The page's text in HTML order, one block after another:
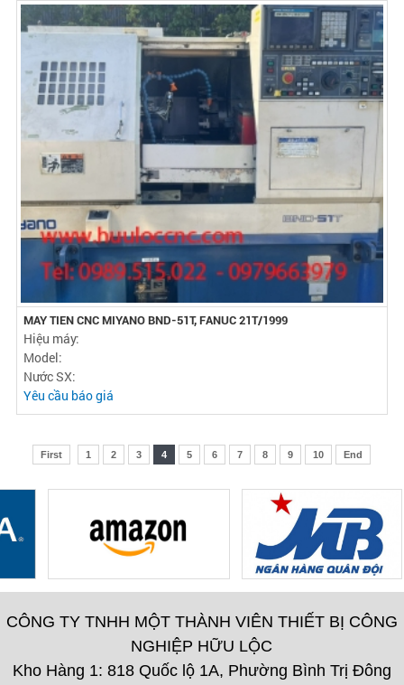
MAY TIEN CNC MIYANO BND-51T, FANUC 21T/1999
Hiệu máy:
Model:
Nước SX:
Yêu cầu báo giá
First 1 2 3 4 5 6 7 8 9 10 End
CÔNG TY TNHH MỘT THÀNH VIÊN THIẾT BỊ CÔNG
NGHIỆP HỮU LỘC
Kho Hàng 1: 818 Quốc lộ 1A, Phường Bình Trị Đông